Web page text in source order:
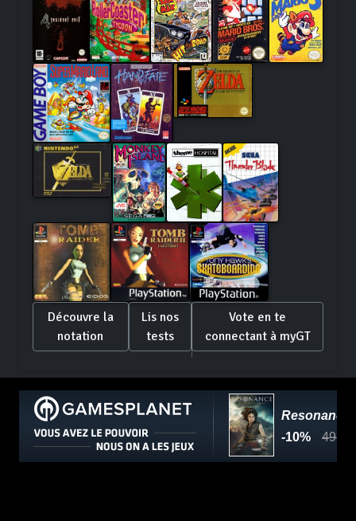
Découvre la
notation
Lis nos
tests
Vote en te
connectant à myGT